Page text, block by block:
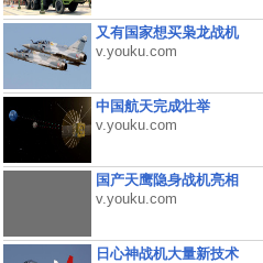
又有国家想买枭龙战机
v.youku.com
中国航天完成壮举
v.youku.com
国产天鹰隐身战机亮相
v.youku.com
日心神战机大量新技术